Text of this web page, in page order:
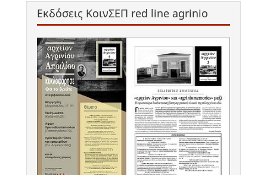
Εκδόσεις ΚοινΣΕΠ red line agrinio